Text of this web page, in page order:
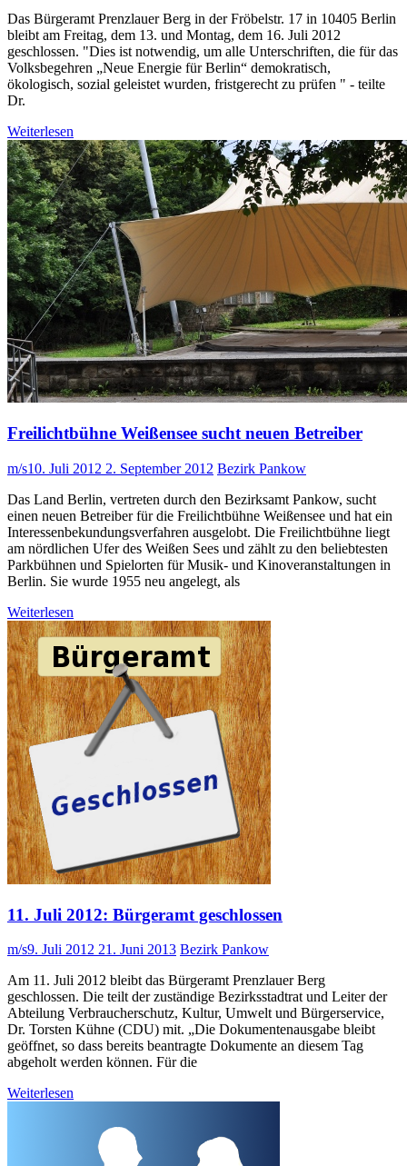
Das Bürgeramt Prenzlauer Berg in der Fröbelstr. 17 in 10405 Berlin
bleibt am Freitag, dem 13. und Montag, dem 16. Juli 2012
geschlossen. "Dies ist notwendig, um alle Unterschriften, die für das
Volksbegehren „Neue Energie für Berlin“ demokratisch,
ökologisch, sozial geleistet wurden, fristgerecht zu prüfen " - teilte
Dr.
Weiterlesen
Freilichtbühne Weißensee sucht neuen Betreiber
m/s10. Juli 2012 2. September 2012 Bezirk Pankow
Das Land Berlin, vertreten durch den Bezirksamt Pankow, sucht
einen neuen Betreiber für die Freilichtbühne Weißensee und hat ein
Interessenbekundungsverfahren ausgelobt. Die Freilichtbühne liegt
am nördlichen Ufer des Weißen Sees und zählt zu den beliebtesten
Parkbühnen und Spielorten für Musik- und Kinoveranstaltungen in
Berlin. Sie wurde 1955 neu angelegt, als
Weiterlesen
11. Juli 2012: Bürgeramt geschlossen
m/s9. Juli 2012 21. Juni 2013 Bezirk Pankow
Am 11. Juli 2012 bleibt das Bürgeramt Prenzlauer Berg
geschlossen. Die teilt der zuständige Bezirksstadtrat und Leiter der
Abteilung Verbraucherschutz, Kultur, Umwelt und Bürgerservice,
Dr. Torsten Kühne (CDU) mit. „Die Dokumentenausgabe bleibt
geöffnet, so dass bereits beantragte Dokumente an diesem Tag
abgeholt werden können. Für die
Weiterlesen